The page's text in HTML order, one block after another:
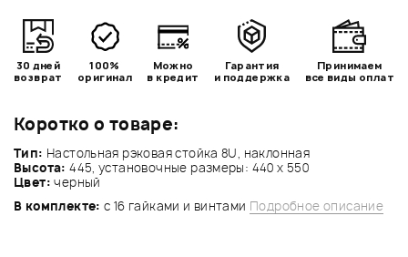
Коротко о товаре:
Тип: Настольная рэковая стойка 8U, наклонная
Высота:445, установочные размеры: 440 х 550
Цвет:черный
В комплекте: с 16 гайками и винтами Подробное описание
30 дней
возврат
100%
оригинал
Можно
в кредит
Гарантия
и поддержка
Принимаем
все виды оплат